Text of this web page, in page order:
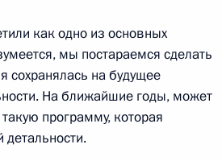
как одно из основных
мы постараемся сделать
сохранялась на будущее
На ближайшие годы, может
программу, которая